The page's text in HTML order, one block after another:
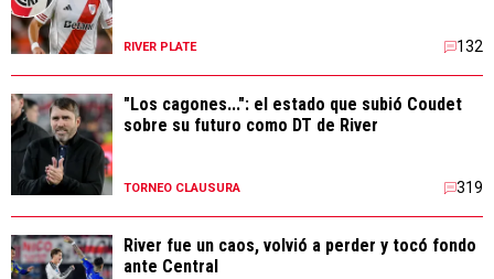
RIVER PLATE 132
"Los cagones...": el estado que subió Coudet
sobre su futuro como DT de River
TORNEO CLAUSURA 319
River fue un caos, volvió a perder y tocó fondo
ante Central